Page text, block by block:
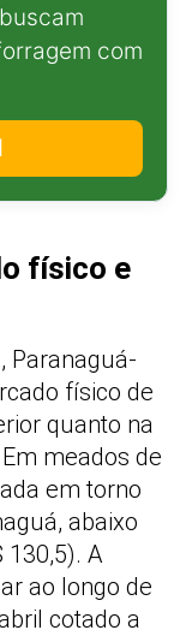
com
físico e
Paranaguá-
físico de
quanto na
meados de
em torno
abaixo
130,5). A
ao longo de
cotado a